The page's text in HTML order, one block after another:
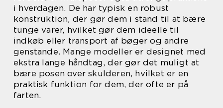
i hverdagen. De har typisk en robust
konstruktion, der gør dem i stand til at bære
tunge varer, hvilket gør dem ideelle til
indkøb eller transport af bøger og andre
genstande. Mange modeller er designet med
ekstra lange håndtag, der gør det muligt at
bære posen over skulderen, hvilket er en
praktisk funktion for dem, der ofte er på
farten.